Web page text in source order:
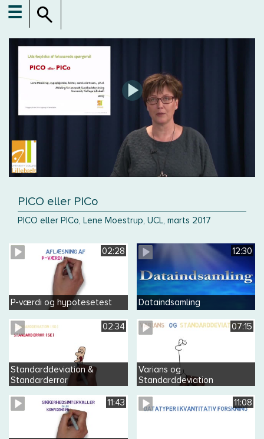
☰
PICO eller PICo
PICO eller PICo, Lene Moestrup, UCL, marts 2017
02:28
P-værdi og hypotesetest
12:30
Dataindsamling
02:34
Standarddeviation &
Standarderror
07:15
Varians og
Standarddeviation
11:43 11:08